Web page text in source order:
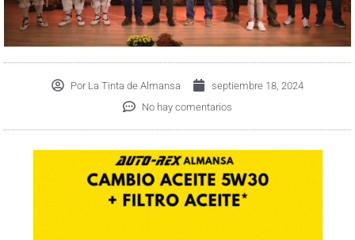
Por La Tinta de Almansa
septiembre 18, 2024
No hay comentarios